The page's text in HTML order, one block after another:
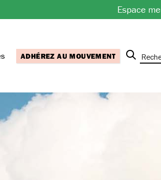
Espace
ADHÉREZ AU MOUVEMENT